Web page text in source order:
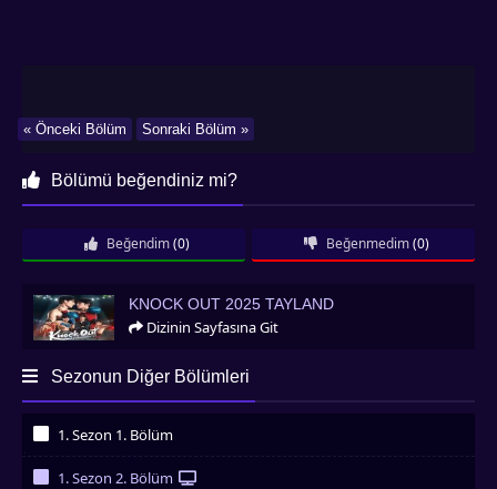
Sonraki Bölüm »
« Önceki Bölüm
Bölümü beğendiniz mi?
Beğendim (0) Beğenmedim (0)
Knock Out 2025 Tayland
KNOCK OUT 2025 TAYLAND
Dizinin Sayfasına Git
Sezonun Diğer Bölümleri
1. Sezon 1. Bölüm
1. Sezon 2. Bölüm